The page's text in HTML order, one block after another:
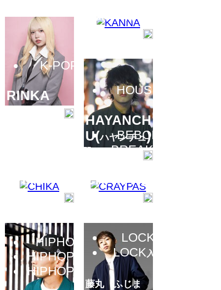
K-POP
RINKA
KANNA
HOUSE
HAYANCH
U(ハヤンチュ)
入門
CHIKA
BEBOP
BREAKIN
CRAYPAS
HIPHOP
HIPHOP
HIPHOP
LOCK
LOCK入門
藤丸（ふじま